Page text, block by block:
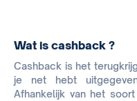
Wat is cashback ?
Cashback is het
je net hebt
Afhankelijk van het